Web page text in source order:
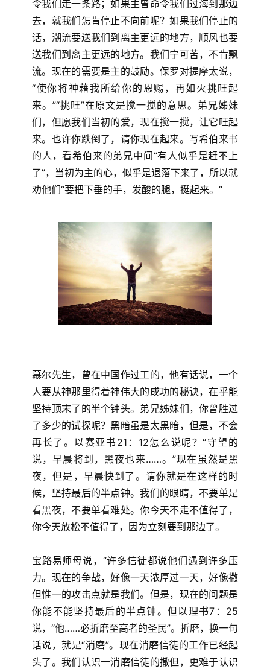
登录 注册
令我们走一条路；如果主曾命令我们过海到那边
去，就我们怎肯停止不向前呢？如果我们停止的
话，潮流要送我们到离主更远的地方，顺风也要
送我们到离主更远的地方。我们宁可苦，不肯飘
流。现在的需要是主的鼓励。保罗对提摩太说，
“使你将神藉我所给你的恩赐，再如火挑旺起
来。”“挑旺”在原文是搅一搅的意思。弟兄姊妹
们，但愿我们当初的爱，现在搅一搅，让它旺起
来。也许你跌倒了，请你现在起来。写希伯来书
的人，看希伯来的弟兄中间“有人似乎是赶不上
了”，当初为主的心，似乎是退落下来了，所以就
劝他们“要把下垂的手，发酸的腿，挺起来。”
慕尔先生，曾在中国作过工的，他有话说，一个
人要从神那里得着神伟大的成功的秘诀，在乎能
坚持顶末了的半个钟头。弟兄姊妹们，你曾胜过
了多少的试探呢？黑暗虽是太黑暗，但是，不会
再长了。以赛亚书21：12怎么说呢？“守望的
说，早晨将到，黑夜也来……。”现在虽然是黑
夜，但是，早晨快到了。请你就是在这样的时
候，坚持最后的半点钟。我们的眼睛，不要单是
看黑夜，不要单看难处。你今天不走不值得了，
你今天放松不值得了，因为立刻要到那边了。
宝路易师母说，“许多信徒都说他们遇到许多压
力。现在的争战，好像一天浓厚过一天，好像撒
但惟一的攻击点就是我们。但是，现在的问题是
你能不能坚持最后的半点钟。但以理书7：25
说，“他……必折磨至高者的圣民”。折磨，换一句
话说，就是“消磨”。现在消磨信徒的工作已经起
头了。我们认识一消磨信徒的撒但，更难于认识